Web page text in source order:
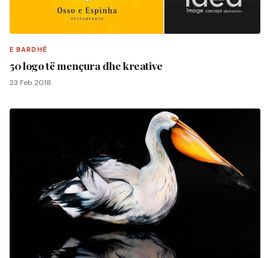
E BARDHË
50 logo të mençura dhe kreative
23 Feb 2018